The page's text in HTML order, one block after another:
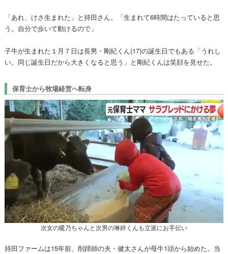
「あれ、けさ生まれた」と持田さん。「生まれて6時間はたっていると思
う。自分で歩いて動けるので」
子牛が生まれた１月７日は長男・剛紀くん(17)の誕生日でもある「うれし
い。同じ誕生日だから大きくなると思う」と剛紀くんは笑顔を見せた。
保育士から牧場経営へ転身
次女の暖乃ちゃんと次男の琳絆くんも立派にお手伝い
持田ファームは15年前、削蹄師の夫・健太さんが母牛1頭から始めた。当